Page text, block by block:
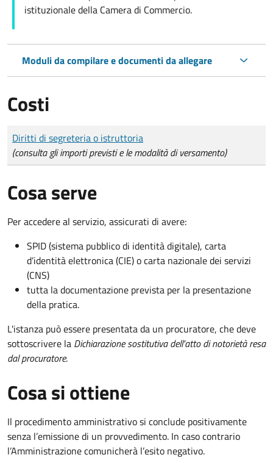
istituzionale della Camera di Commercio.
Moduli da compilare e documenti da allegare
Costi
Tipo di pagamento
Importo
Diritti di segreteria o istruttoria
(consulta gli importi previsti e le modalità di versamento)
Cosa serve
Per accedere al servizio, assicurati di avere:
SPID (sistema pubblico di identità digitale), carta
d’identità elettronica (CIE) o carta nazionale dei servizi
(CNS)
tutta la documentazione prevista per la presentazione
della pratica.
L'istanza può essere presentata da un procuratore, che deve
sottoscrivere la Dichiarazione sostitutiva dell'atto di notorietà resa
dal procuratore.
Cosa si ottiene
Il procedimento amministrativo si conclude positivamente
senza l’emissione di un provvedimento. In caso contrario
l’Amministrazione comunicherà l’esito negativo.